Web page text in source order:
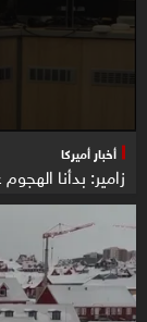
أخبار أميركا
زامير: بدأنا